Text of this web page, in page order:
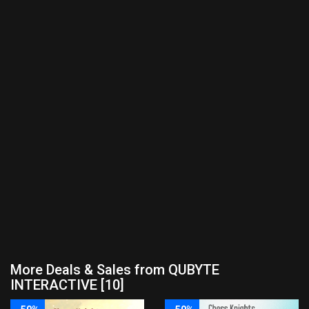
More Deals & Sales from QUBYTE
INTERACTIVE [10]